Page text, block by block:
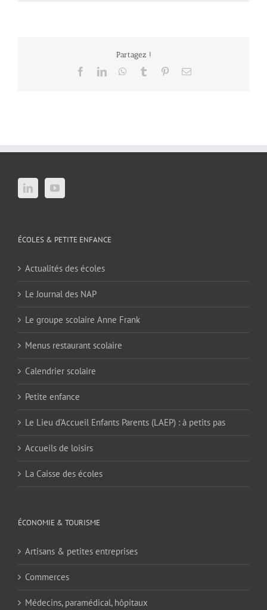
Partagez !
FacebookLinkedInWhatsApp
Tumblr PinterestEmail
ÉCOLES & PETITE ENFANCE
Actualités des écoles
Le Journal des NAP
Le groupe scolaire Anne Frank
Menus restaurant scolaire
Calendrier scolaire
Petite enfance
Le Lieu d’Accueil Enfants Parents (LAEP) : à petits pas
Accueils de loisirs
La Caisse des écoles
ÉCONOMIE & TOURISME
Artisans & petites entreprises
Commerces
Médecins, paramédical, hôpitaux